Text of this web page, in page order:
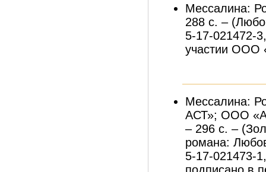
Мессалина:
288 с. –
5-17-021472-
участии ООО
Мессалина:
АСТ»; ООО
– 296 с. –
романа:
5-17-021473-